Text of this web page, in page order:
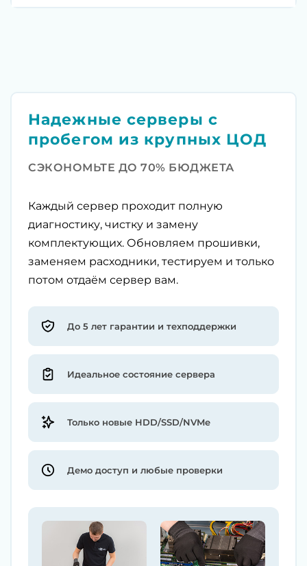
Надежные серверы с
пробегом из крупных ЦОД
СЭКОНОМЬТЕ ДО 70% БЮДЖЕТА
Каждый сервер проходит полную
диагностику, чистку и замену
комплектующих. Обновляем прошивки,
заменяем расходники, тестируем и только
потом отдаём сервер вам.
До 5 лет гарантии и техподдержки
Идеальное состояние сервера
Только новые HDD/SSD/NVMe
Демо доступ и любые проверки